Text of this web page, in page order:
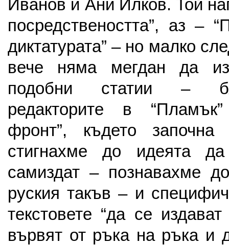
Иванов и Ани Илков. Той
посредствеността”, аз –
диктатурата” – но малко
вече няма мегдан да
подобни статии –
редакторите в
фронт”, където започна
стигнахме до идеята
самиздат – познавахме
руския такъв – и
текстовете “да се
вървят от ръка на ръка и